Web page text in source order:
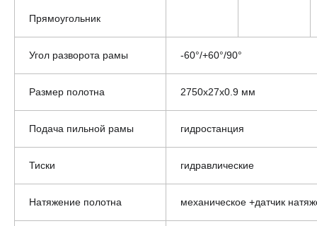
Прямоугольник
Угол разворота рамы -60°/+60°/90°
Размер полотна 2750х27х0.9 мм
Подача пильной рамы гидростанция
Тиски гидравлические
Натяжение полотна механическое +датчик